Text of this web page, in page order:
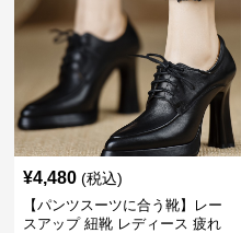
¥4,480 (税込)
【パンツスーツに合う靴】レー
スアップ 紐靴 レディース 疲れ